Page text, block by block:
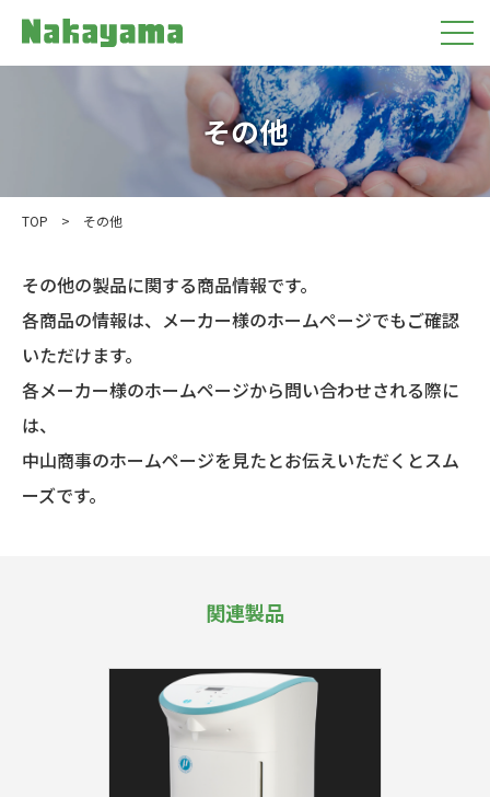
その他
TOP > その他
その他の製品に関する商品情報です。
各商品の情報は、メーカー様のホームページでもご確認
いただけます。
各メーカー様のホームページから問い合わせされる際に
は、
中山商事のホームページを見たとお伝えいただくとスム
ーズです。
関連製品